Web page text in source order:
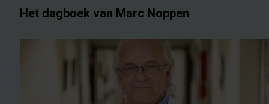
Het dagboek van Marc Noppen